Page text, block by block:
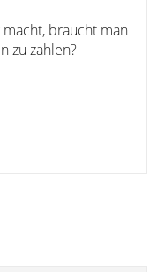
braucht man
zu zahlen?